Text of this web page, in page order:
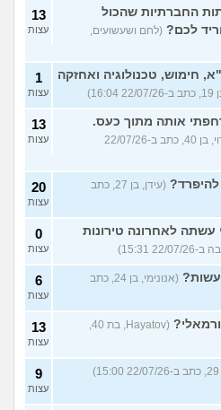
החברתיות שהכול
לכם? (לחם ושעשועים,
13
עצות
חימוש, טכנולוגיה ואחזקה
1
עצות
אותה מתוך כעס.
(אלכס, שם בדוי, בן 40, כתב ב-22/07/26
13
עצות
(עידן, בן 27, כתב
20
עצות
עשתה לאחרונה טירונות
0
עצות
(אנונימי, בן 24, כתב
6
עצות
(Hayatov, בת 40,
13
עצות
9
עצות